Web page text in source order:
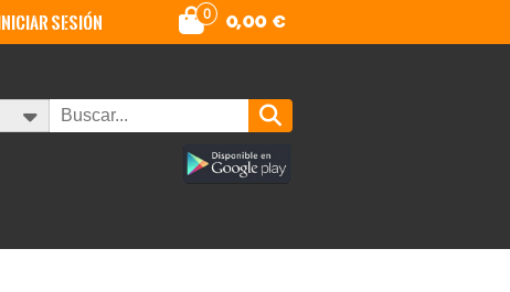
0 0,00 €
sesión